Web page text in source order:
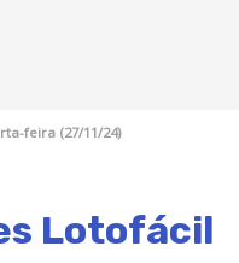
feira (27/11/24)
Lotofácil